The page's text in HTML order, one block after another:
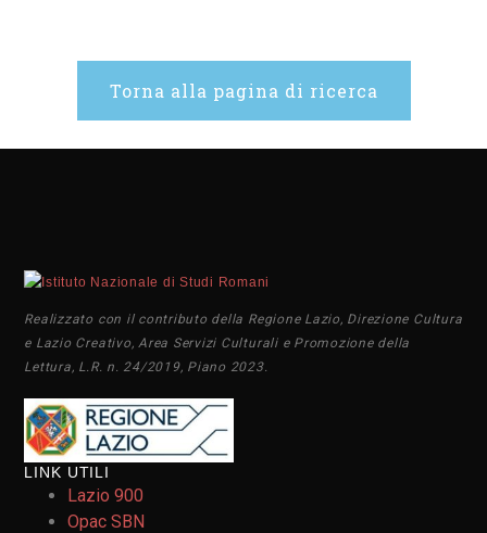
Torna alla pagina di ricerca
Realizzato con il contributo della Regione Lazio, Direzione Cultura
e Lazio Creativo, Area Servizi Culturali e Promozione della
Lettura, L.R. n. 24/2019, Piano 2023.
LINK UTILI
Lazio 900
Opac SBN